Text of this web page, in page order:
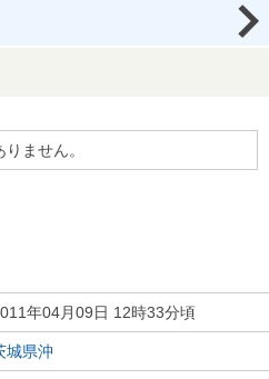
ません。
年04月09日 12時33分頃
城県沖